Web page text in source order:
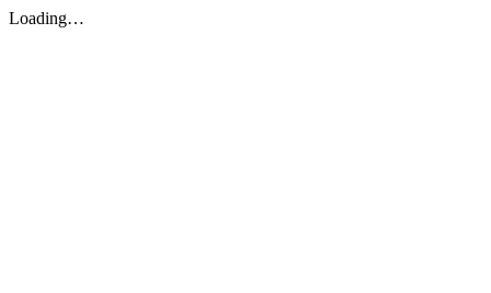
Loading…